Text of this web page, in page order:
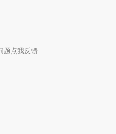
题点我反馈